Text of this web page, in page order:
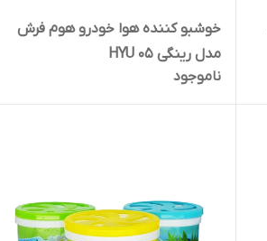
خوشبو کننده هوا خودرو هوم فرش
مدل رینگی HYU 05
ناموجود